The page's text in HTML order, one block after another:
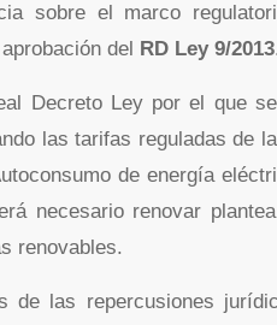
sobre el marco
del RD Ley 9/2013
Decreto Ley por el que
las tarifas reguladas de
de energía
necesario renovar
renovables.
de las repercusiones